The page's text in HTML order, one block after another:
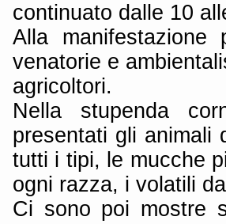
continuato dalle 10
Alla manifestazione
venatorie e
agricoltori.
Nella stupenda
presentati gli animali
tutti i tipi, le mucche
ogni razza, i volatili
Ci sono poi mostre